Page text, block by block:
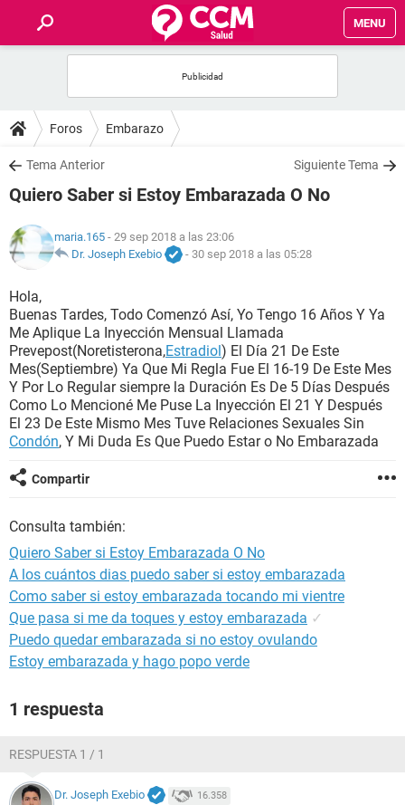
MENU
FOROS
SALUD
FAMILIA
NUTRICIÓN
BIENESTAR
SEXUALIDAD
GLOSARIO
Foros Embarazo
Tema Anterior Siguiente Tema
Quiero Saber si Estoy Embarazada O No
maria.165 - 29 sep 2018 a las 23:06
Dr. Joseph Exebio
- 30 sep 2018 a las 05:28
Hola,
Buenas Tardes, Todo Comenzó Así, Yo Tengo 16 Años Y Ya
Me Aplique La Inyección Mensual Llamada
Prevepost(Noretisterona,Estradiol) El Día 21 De Este
Mes(Septiembre) Ya Que Mi Regla Fue El 16-19 De Este Mes
Y Por Lo Regular siempre la Duración Es De 5 Días Después
Como Lo Mencioné Me Puse La Inyección El 21 Y Después
El 23 De Este Mismo Mes Tuve Relaciones Sexuales Sin
Condón, Y Mi Duda Es Que Puedo Estar o No Embarazada
Compartir
Consulta también:
Quiero Saber si Estoy Embarazada O No
A los cuántos dias puedo saber si estoy embarazada
Como saber si estoy embarazada tocando mi vientre
Que pasa si me da toques y estoy embarazada ✓
Puedo quedar embarazada si no estoy ovulando
Estoy embarazada y hago popo verde
1 respuesta
RESPUESTA 1 / 1
Dr. Joseph Exebio 16.358